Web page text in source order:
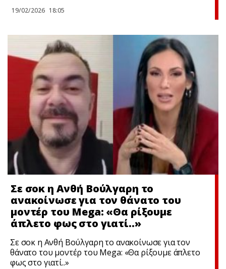
19/02/2026 18:05
Σε σoκ η Ανθή Βούλγαρη το
ανακοίνωσε για τον θάνατο του
μοντέρ του Mega: «Θα ρίξουμε
άπλετο φως στο γιατί..»
Σε σoκ η Ανθή Βούλγαρη το ανακοίνωσε για τον
θάνατο του μοντέρ του Mega: «Θα ρίξουμε άπλετο
φως στο γιατί..»